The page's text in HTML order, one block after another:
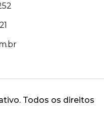
Todos os direitos